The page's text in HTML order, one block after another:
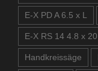
E-X PD A 6.5 x L
E-X RS 14 4.8 x 20
Handkreissäge